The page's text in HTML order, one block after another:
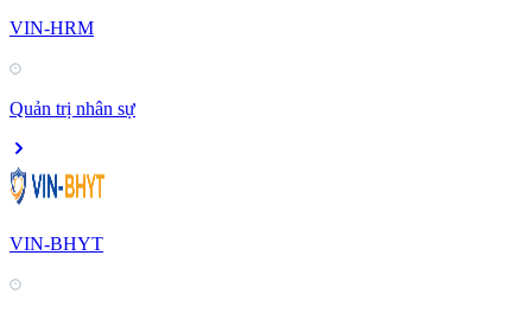
VIN-HRM
Quản trị nhân sự
VIN-BHYT